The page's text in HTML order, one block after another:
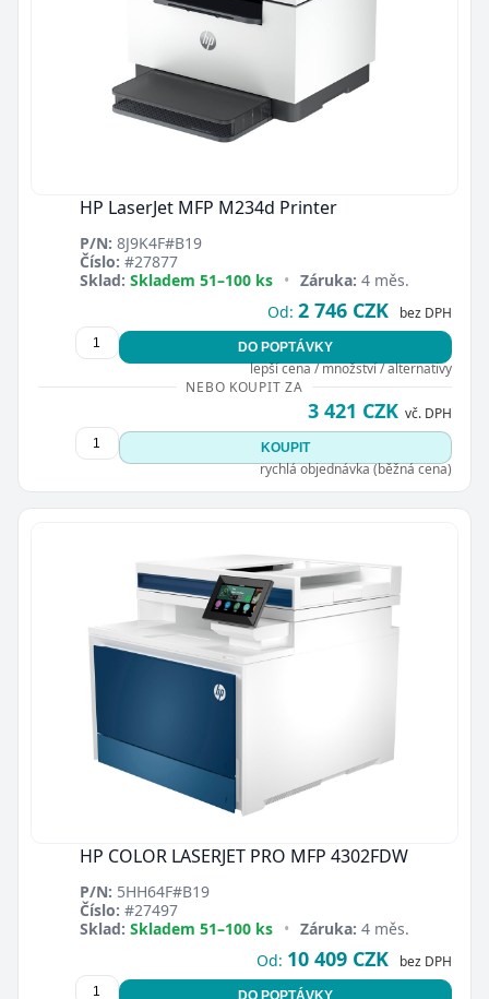
HP LaserJet MFP M234d Printer
P/N: 8J9K4F#B19
Číslo: #27877
Sklad: Skladem 51–100 ks • Záruka: 4 měs.
Od: 2 746 CZK bez DPH
DO POPTÁVKY
lepší cena / množství / alternativy
NEBO KOUPIT ZA
3 421 CZK vč. DPH
KOUPIT
rychlá objednávka (běžná cena)
HP COLOR LASERJET PRO MFP 4302FDW
P/N: 5HH64F#B19
Číslo: #27497
Sklad: Skladem 51–100 ks • Záruka: 4 měs.
Od: 10 409 CZK bez DPH
DO POPTÁVKY